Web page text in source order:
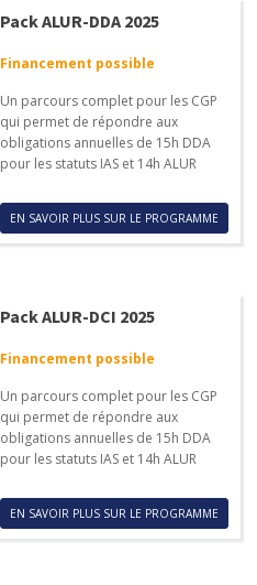
Pack ALUR-DDA 2025
Financement possible
Un parcours complet pour les CGP
qui permet de répondre aux
obligations annuelles de 15h DDA
pour les statuts IAS et 14h ALUR
EN SAVOIR PLUS SUR LE PROGRAMME
Pack ALUR-DCI 2025
Financement possible
Un parcours complet pour les CGP
qui permet de répondre aux
obligations annuelles de 15h DDA
pour les statuts IAS et 14h ALUR
EN SAVOIR PLUS SUR LE PROGRAMME